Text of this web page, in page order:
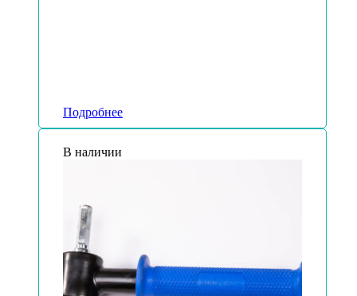
Подробнее
В наличии